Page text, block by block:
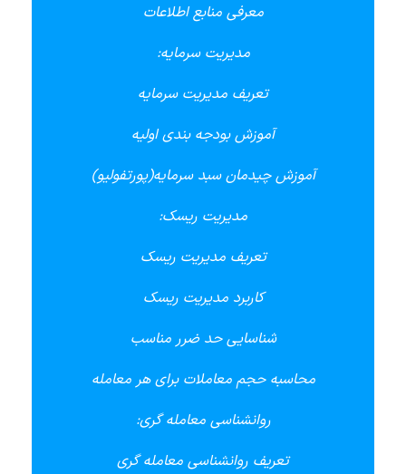
معرفی منابع اطلاعات
مدیریت سرمایه:
تعریف مدیریت سرمایه
آموزش بودجه بندی اولیه
آموزش چیدمان سبد سرمایه(پورتفولیو)
مدیریت ریسک:
تعریف مدیریت ریسک
کاربرد مدیریت ریسک
شناسایی حد ضرر مناسب
محاسبه حجم معاملات برای هر معامله
روانشناسی معامله گری:
تعریف روانشناسی معامله گری